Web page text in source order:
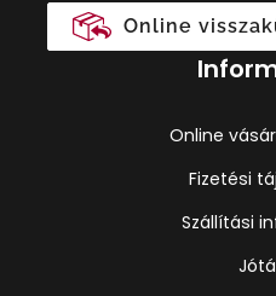
Online
Online
Fizetési
Szállítási